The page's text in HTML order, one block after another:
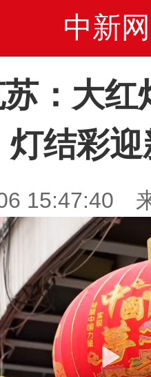
中新网
：大红
灯结彩迎
15:47:40